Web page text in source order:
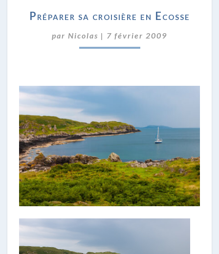
SA
EN
ECOSSE
Préparer sa croisière en Ecosse
par Nicolas | 7 février 2009